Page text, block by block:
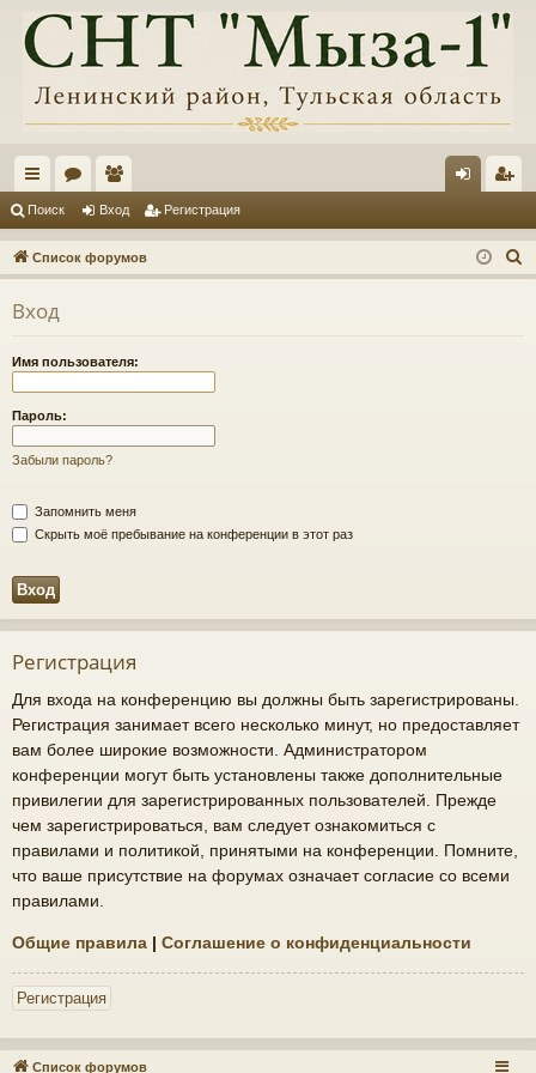
с
ы
лк
и
ум
ы
ол
ьз
ов
и
д ис
тр
Поиск Вход Регистрация
Список форумов
о
Вход
Имя пользователя:
Пароль:
Забыли пароль?
Запомнить меня
Скрыть моё пребывание на конференции в этот раз
Регистрация
Для входа на конференцию вы должны быть зарегистрированы.
Регистрация занимает всего несколько минут, но предоставляет
вам более широкие возможности. Администратором
конференции могут быть установлены также дополнительные
привилегии для зарегистрированных пользователей. Прежде
чем зарегистрироваться, вам следует ознакомиться с
правилами и политикой, принятыми на конференции. Помните,
что ваше присутствие на форумах означает согласие со всеми
правилами.
Общие правила | Соглашение о конфиденциальности
Регистрация
Список форумов